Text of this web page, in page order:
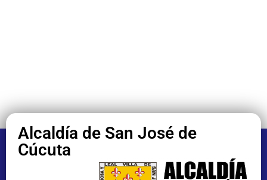
Alcaldía de San José de
Cúcuta